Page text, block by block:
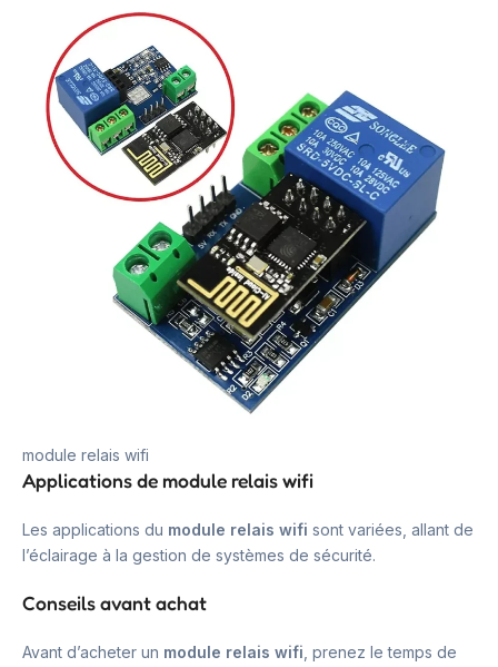
module relais wifi
Applications de module relais wifi
Les applications du module relais wifi sont variées, allant de
l’éclairage à la gestion de systèmes de sécurité.
Conseils avant achat
Avant d’acheter un module relais wifi , prenez le temps de